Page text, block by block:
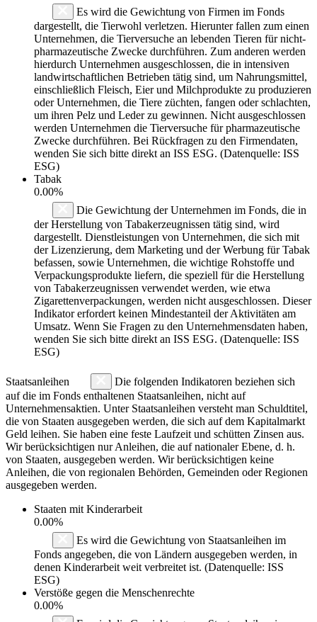
Es wird die Gewichtung von Firmen im Fonds
dargestellt, die Tierwohl verletzen. Hierunter fallen zum einen
Unternehmen, die Tierversuche an lebenden Tieren für nicht-
pharmazeutische Zwecke durchführen. Zum anderen werden
hierdurch Unternehmen ausgeschlossen, die in intensiven
landwirtschaftlichen Betrieben tätig sind, um Nahrungsmittel,
einschließlich Fleisch, Eier und Milchprodukte zu produzieren
oder Unternehmen, die Tiere züchten, fangen oder schlachten,
um ihren Pelz und Leder zu gewinnen. Nicht ausgeschlossen
werden Unternehmen die Tierversuche für pharmazeutische
Zwecke durchführen. Bei Rückfragen zu den Firmendaten,
wenden Sie sich bitte direkt an ISS ESG. (Datenquelle: ISS
ESG)
Tabak
0.00%
Die Gewichtung der Unternehmen im Fonds, die in
der Herstellung von Tabakerzeugnissen tätig sind, wird
dargestellt. Dienstleistungen von Unternehmen, die sich mit
der Lizenzierung, dem Marketing und der Werbung für Tabak
befassen, sowie Unternehmen, die wichtige Rohstoffe und
Verpackungsprodukte liefern, die speziell für die Herstellung
von Tabakerzeugnissen verwendet werden, wie etwa
Zigarettenverpackungen, werden nicht ausgeschlossen. Dieser
Indikator erfordert keinen Mindestanteil der Aktivitäten am
Umsatz. Wenn Sie Fragen zu den Unternehmensdaten haben,
wenden Sie sich bitte direkt an ISS ESG. (Datenquelle: ISS
ESG)
Staatsanleihen
Die folgenden Indikatoren beziehen sich
auf die im Fonds enthaltenen Staatsanleihen, nicht auf
Unternehmensaktien. Unter Staatsanleihen versteht man Schuldtitel,
die von Staaten ausgegeben werden, die sich auf dem Kapitalmarkt
Geld leihen. Sie haben eine feste Laufzeit und schütten Zinsen aus.
Wir berücksichtigen nur Anleihen, die auf nationaler Ebene, d. h.
von Staaten, ausgegeben werden. Wir berücksichtigen keine
Anleihen, die von regionalen Behörden, Gemeinden oder Regionen
ausgegeben werden.
Staaten mit Kinderarbeit
0.00%
Es wird die Gewichtung von Staatsanleihen im
Fonds angegeben, die von Ländern ausgegeben werden, in
denen Kinderarbeit weit verbreitet ist. (Datenquelle: ISS
ESG)
Verstöße gegen die Menschenrechte
0.00%